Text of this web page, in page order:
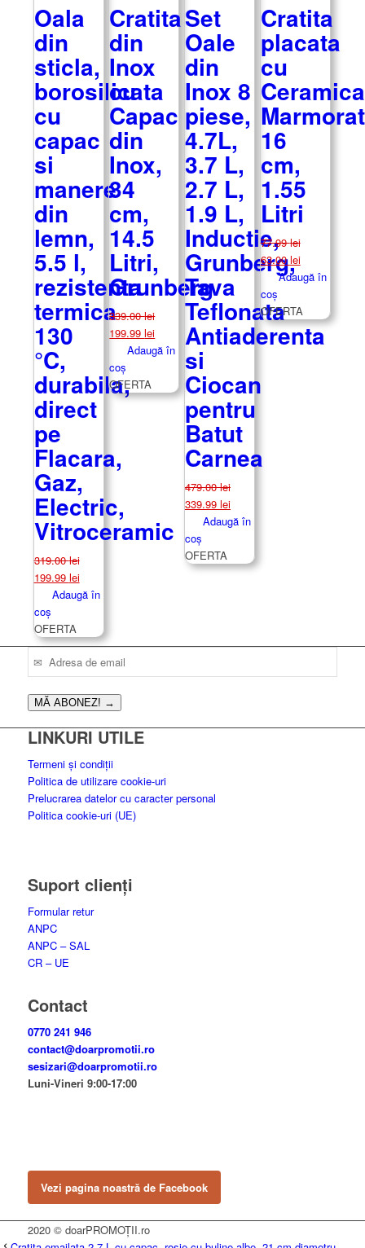
Oala
din
sticla,
borosilicata
cu
capac
si
manere
din
lemn,
5.5 l,
rezistenta
termica
130
°C,
durabila,
direct
pe
Flacara,
Gaz,
Electric,
Vitroceramic
319.00lei
Prețul
inițial
a
fost:
319.00 lei.
199.99 leiPrețul
curent
199.99 lei.
Adaugă în
coș
OFERTA
Cratita
din
Inox
cu
Capac
din
Inox,
34
cm,
14.5
Litri,
Grunberg
339.00lei
Prețul
inițial
a
fost:
339.00 lei.
199.99leiPrețul
curent
199.99 lei.
Adaugă în
coș
OFERTA
Set
Oale
din
Inox 8
piese,
4.7L,
3.7 L,
2.7 L,
1.9 L,
Inductie,
Grunberg,
Tava
Teflonata
Antiaderenta
si
Ciocan
pentru
Batut
Carnea
479.00lei
Prețul
inițial
a
fost:
479.00 lei.
339.99 leiPrețul
curent
339.99 lei.
Adaugă în
coș
OFERTA
Cratita
placata
cu
Ceramica
16
cm,
1.55
Litri
77.99lei
Prețul
inițial
a
fost:
77.99 lei.
63.00leiPrețul
curent
63.00 lei.
Adaugă în
coș
OFERTA
MĂ ABONEZ! →
LINKURI UTILE
Termeni și condiții
Politica de utilizare cookie-uri
Prelucrarea datelor cu caracter personal
Politica cookie-uri (UE)
Suport clienți
Formular retur
ANPC
ANPC – SAL
CR – UE
Contact
0770 241 946
contact@doarpromotii.ro
sesizari@doarpromotii.ro
Luni-Vineri 9:00-17:00
Vezi pagina noastră de Facebook
2020 © doarPROMOȚII.ro